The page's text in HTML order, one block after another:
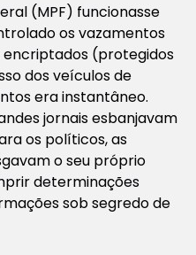
(MPF) funcionasse
os vazamentos
encriptados (protegidos
dos veículos de
era instantâneo.
jornais esbanjavam
os políticos, as
o seu próprio
determinações
sob segredo de